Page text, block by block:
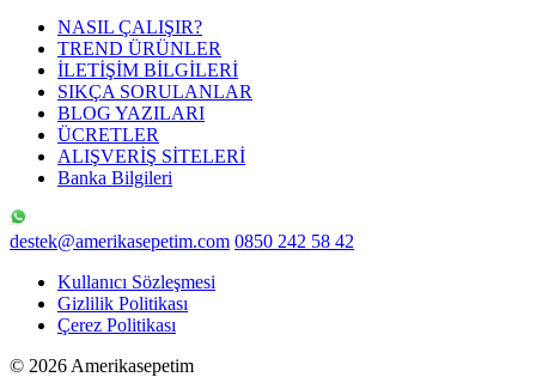
NASIL ÇALIŞIR?
TREND ÜRÜNLER
İLETİŞİM BİLGİLERİ
SIKÇA SORULANLAR
BLOG YAZILARI
ÜCRETLER
ALIŞVERİŞ SİTELERİ
Banka Bilgileri
destek@amerikasepetim.com 0850 242 58 42
Kullanıcı Sözleşmesi
Gizlilik Politikası
Çerez Politikası
© 2026 Amerikasepetim